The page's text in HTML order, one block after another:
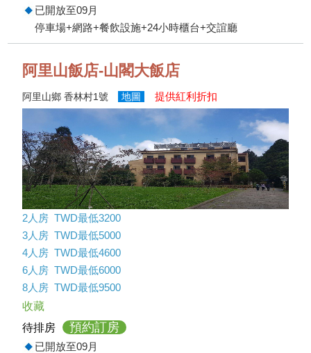
已開放至09月
停車場+網路+餐飲設施+24小時櫃台+交誼廳
阿里山飯店-山閣大飯店
阿里山鄉 香林村1號 地圖 提供紅利折扣
2人房 TWD最低3200
3人房 TWD最低5000
4人房 TWD最低4600
6人房 TWD最低6000
8人房 TWD最低9500
收藏
待排房
預約訂房
已開放至09月